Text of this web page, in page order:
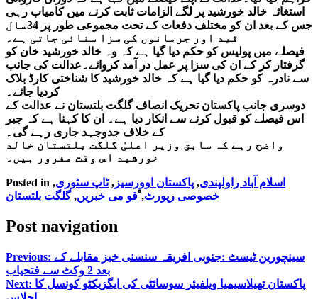
استغاثہ خالد خورشید پر لگے الزامات ثابت کرنے میں کامیاب رہی
جس کے بعد ان کو مختلف دفعات کے تحت مجموعی طور پر 34سال
قید اور جرمانوں کی سزا سنائی جاتی ہے۔
فیصلے میں پولیس کو حکم دیا گیا ہے کہ وہ خالد خورشید خان کو
گرفتار کر کے ان کی سزا پر عمل در آمد کروائے۔عدالت کی جانب
سے نادرہ کو حکم دیا گیا ہے کہ خالد خورشید کا شناختی کارڈ بلاک
کردیا جائے۔
دوسری جانب پاکستان تحریک انصاف گلگت بلتستان نے عدالت کے
اس فیصلے کو قبول کرنے سے انکار دیا ہے۔ ان کا کہنا ہے کہ جبر
کے خلاف جدوجہد جاری رہے گی۔
واضح رہے کہ سابق وزیر اعلیٰ گلگت بلتستان خالد
خورشید اس وقت مفرور ہیں۔
Posted in اسلام آباد راولپندی, پاکستان اوورسیز ,ٹاپ سٹوری,
خصوصی رپورٹ,ْقو می خبریں,گلگت بلتستان
Post navigation
Previous: سینچورین ٹیسٹ :جنوبی افریقہ سنسنی خیز مقابلے کے
بعد 2 وکٹ سے فتحیاب
Next: پاکستان تھیلاسیمیا ویلفیئر سوسائٹی کی ایگزیکٹو کونسل کا